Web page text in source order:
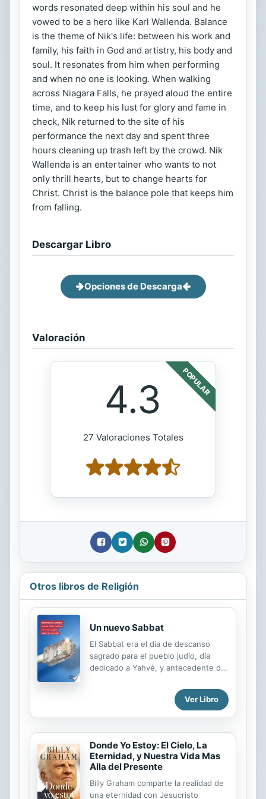
words resonated deep within his soul and he
vowed to be a hero like Karl Wallenda. Balance
is the theme of Nik's life: between his work and
family, his faith in God and artistry, his body and
soul. It resonates from him when performing
and when no one is looking. When walking
across Niagara Falls, he prayed aloud the entire
time, and to keep his lust for glory and fame in
check, Nik returned to the site of his
performance the next day and spent three
hours cleaning up trash left by the crowd. Nik
Wallenda is an entertainer who wants to not
only thrill hearts, but to change hearts for
Christ. Christ is the balance pole that keeps him
from falling.
Descargar Libro
Opciones de Descarga
Valoración
POPULAR
4.3
27 Valoraciones Totales
Otros libros de Religión
Un nuevo Sabbat
El Sabbat era el día de descanso
sagrado para el pueblo judío, día
dedicado a Yahvé, y antecedente del
laboral. Los agobios de la vida diaria
nos hacen complicado desconectar
un día a la semana de nuestros
regalo que hizo Dios a su pueblo en
la antigüedad recordando el final de
la creación. Y, aunque muchos nos
la ansiedad, hay que reconocer que
Ver Libro
Donde Yo Estoy: El Cielo, La
Eternidad, y Nuestra Vida Mas
Alla del Presente
Billy Graham comparte la realidad de
una eternidad con Jesucristo